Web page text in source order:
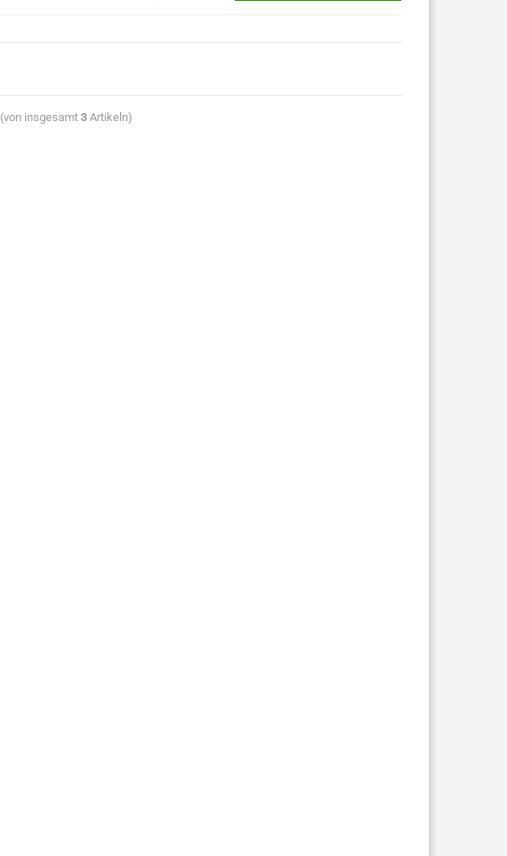
(von insgesamt 3 Artikeln)